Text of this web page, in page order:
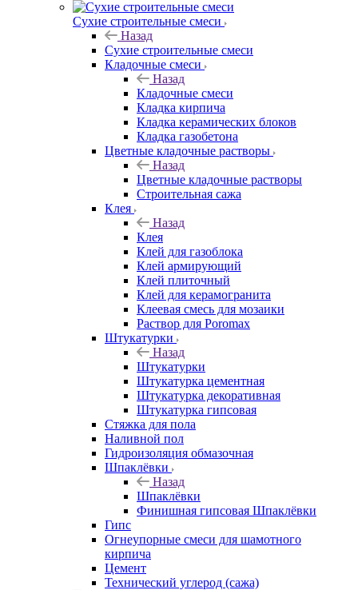
Сухие строительные смеси
Назад
Сухие строительные смеси
Кладочные смеси
Назад
Кладочные смеси
Кладка кирпича
Кладка керамических блоков
Кладка газобетона
Цветные кладочные растворы
Назад
Цветные кладочные растворы
Строительная сажа
Клея
Назад
Клея
Клей для газоблока
Клей армирующий
Клей плиточный
Клей для керамогранита
Клеевая смесь для мозаики
Раствор для Poromax
Штукатурки
Назад
Штукатурки
Штукатурка цементная
Штукатурка декоративная
Штукатурка гипсовая
Стяжка для пола
Наливной пол
Гидроизоляция обмазочная
Шпаклёвки
Назад
Шпаклёвки
Финишная гипсовая Шпаклёвки
Гипс
Огнеупорные смеси для шамотного
кирпича
Цемент
Технический углерод (сажа)